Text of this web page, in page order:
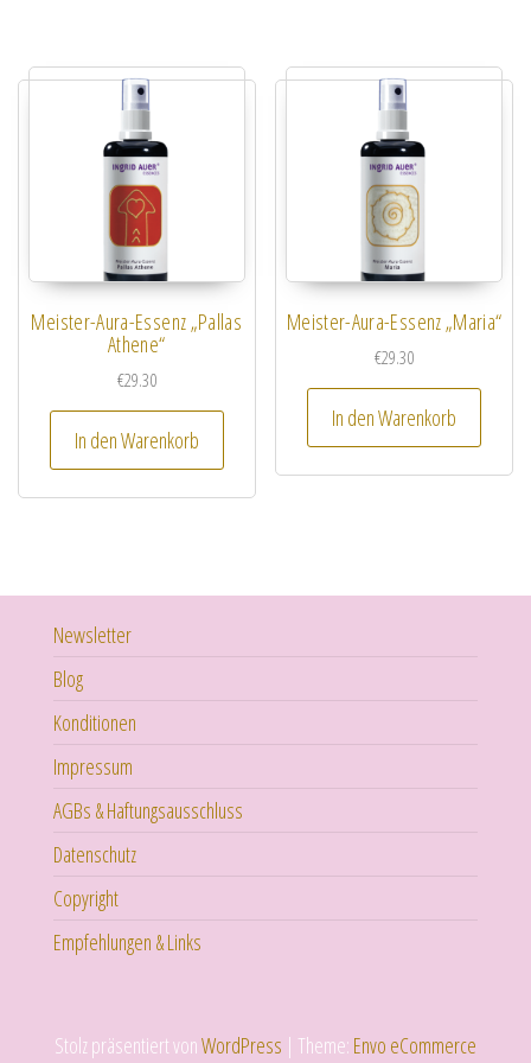
Meister-Aura-Essenz „Pallas
Athene“
€29.30
In den Warenkorb
Meister-Aura-Essenz „Maria“
€29.30
In den Warenkorb
Newsletter
Blog
Konditionen
Impressum
AGBs & Haftungsausschluss
Datenschutz
Copyright
Empfehlungen & Links
Stolz präsentiert vonWordPress | Theme: Envo eCommerce